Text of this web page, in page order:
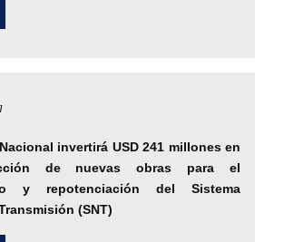
invertirá USD 241 millones en
de nuevas obras para el
y repotenciación del Sistema
(SNT)